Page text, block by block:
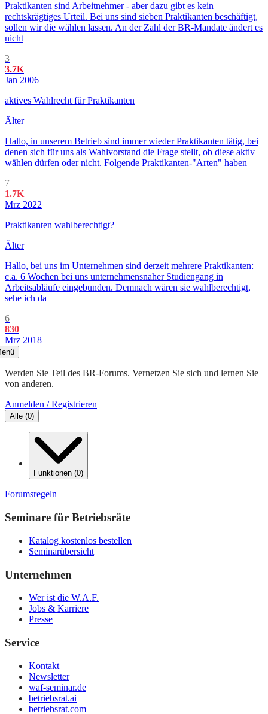
Praktikanten sind Arbeitnehmer - aber dazu gibt es kein
rechtskrägtiges Urteil. Bei uns sind sieben Praktikanten beschäftigt,
sollen wir die wählen lassen. An der Zahl der BR-Mandate ändert es
nicht
3
3.7K
Jan 2006
aktives Wahlrecht für Praktikanten
Älter
Hallo, in unserem Betrieb sind immer wieder Praktikanten tätig, bei
denen sich für uns als Wahlvorstand die Frage stellt, ob diese aktiv
wählen dürfen oder nicht. Folgende Praktikanten-"Arten" haben
7
1.7K
Mrz 2022
Praktikanten wahlberechtigt?
Älter
Hallo, bei uns im Unternehmen sind derzeit mehrere Praktikanten:
c.a. 6 Wochen bei uns unternehmensnaher Studiengang in
Arbeitsabläufe eingebunden. Demnach wären sie wahlberechtigt,
sehe ich da
6
830
Mrz 2018
Werden Sie Teil des BR-Forums. Vernetzen Sie sich und lernen Sie
von anderen.
Anmelden / Registrieren
Alle (0)
Funktionen (0)
Forumsregeln
Seminare für Betriebsräte
Katalog kostenlos bestellen
Seminarübersicht
Unternehmen
Wer ist die W.A.F.
Jobs & Karriere
Presse
Service
Kontakt
Newsletter
waf-seminar.de
betriebsrat.ai
betriebsrat.com